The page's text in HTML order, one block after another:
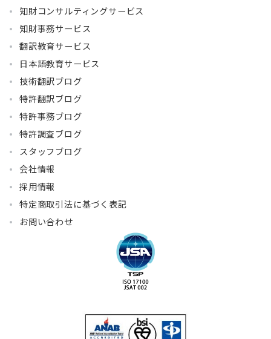
知財コンサルティングサービス
知財事務サービス
翻訳教育サービス
日本語教育サービス
技術翻訳ブログ
特許翻訳ブログ
特許事務ブログ
特許調査ブログ
スタッフブログ
会社情報
採用情報
特定商取引法に基づく表記
お問い合わせ